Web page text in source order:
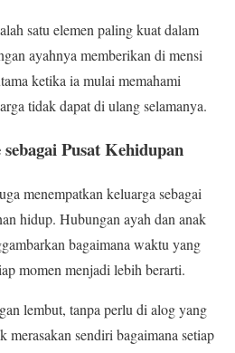
satu elemen paling kuat dalam
ayahnya memberikan di mensi
ketika ia mulai memahami
tidak dapat di ulang selamanya.
Pusat Kehidupan
menempatkan keluarga sebagai
hidup. Hubungan ayah dan anak
bagaimana waktu yang
momen menjadi lebih berarti.
lembut, tanpa perlu di alog yang
merasakan sendiri bagaimana setiap